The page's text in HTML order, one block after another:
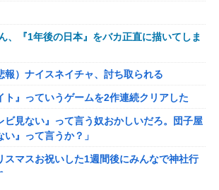
、『1年後の日本』をバカ正直に描いてしま
報）ナイスネイチャ、討ち取られる
ト』っていうゲームを2作連続クリアした
ビ見ない』って言う奴おかしいだろ。団子屋
』って言うか？」
スマスお祝いした1週間後にみんなで神社行